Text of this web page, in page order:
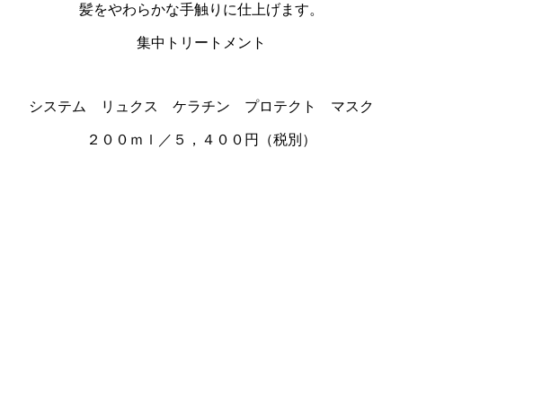
髪をやわらかな手触りに仕上げます。
集中トリートメント
システム リュクス ケラチン プロテクト マスク
２００ｍｌ／５，４００円（税別）